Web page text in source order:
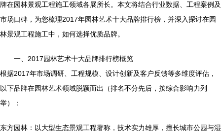
牌在园林景观工程施工领域各展所长。本文将结合行业数据、工程案例及
市场口碑，为您梳理2017年园林艺术十大品牌排行榜，并深入探讨在园
林景观工程施工中，如何选择优质品牌。
一、2017园林艺术十大品牌排行榜概览
根据2017年市场调研、工程规模、设计创新及客户反馈等多维度评估，
以下品牌在园林艺术领域脱颖而出（排名不分先后，按综合影响力列
举）：
东方园林：以大型生态景观工程著称，技术实力雄厚，擅长城市公园与湿